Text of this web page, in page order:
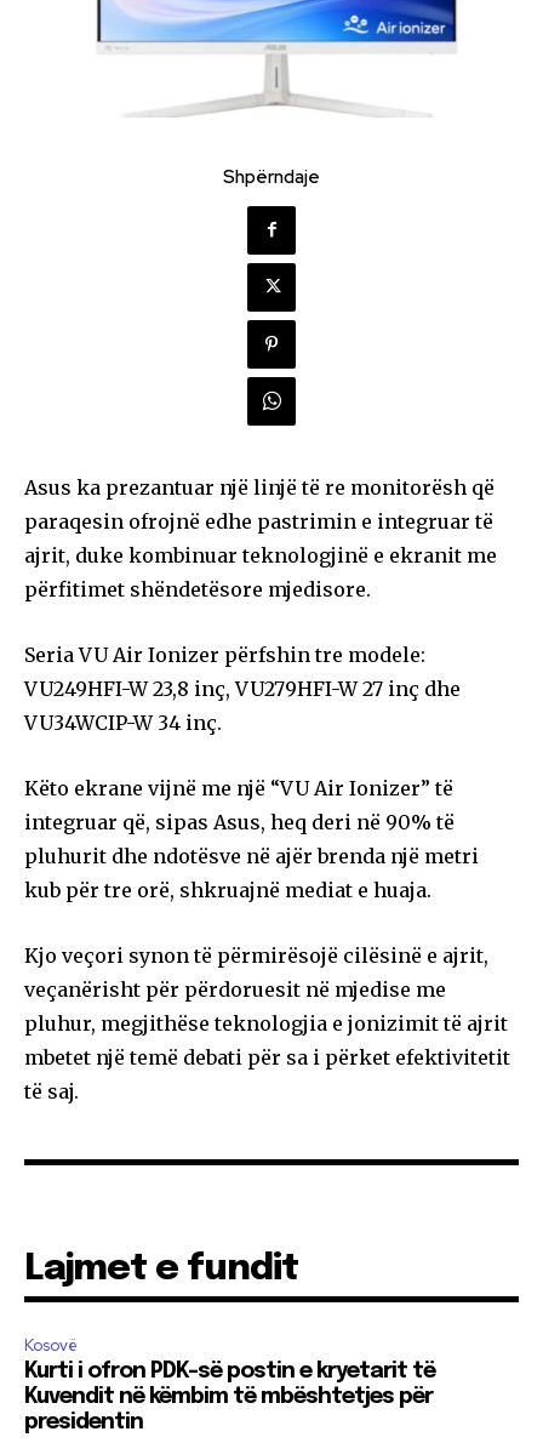
Shpërndaje
Asus ka prezantuar një linjë të re monitorësh që
paraqesin ofrojnë edhe pastrimin e integruar të
ajrit, duke kombinuar teknologjinë e ekranit me
përfitimet shëndetësore mjedisore.
Seria VU Air Ionizer përfshin tre modele:
VU249HFI-W 23,8 inç, VU279HFI-W 27 inç dhe
VU34WCIP-W 34 inç.
Këto ekrane vijnë me një “VU Air Ionizer” të
integruar që, sipas Asus, heq deri në 90% të
pluhurit dhe ndotësve në ajër brenda një metri
kub për tre orë, shkruajnë mediat e huaja.
Kjo veçori synon të përmirësojë cilësinë e ajrit,
veçanërisht për përdoruesit në mjedise me
pluhur, megjithëse teknologjia e jonizimit të ajrit
mbetet një temë debati për sa i përket efektivitetit
të saj.
Lajmet e fundit
Kosovë
Kurti i ofron PDK-së postin e kryetarit të
Kuvendit në këmbim të mbështetjes për
presidentin